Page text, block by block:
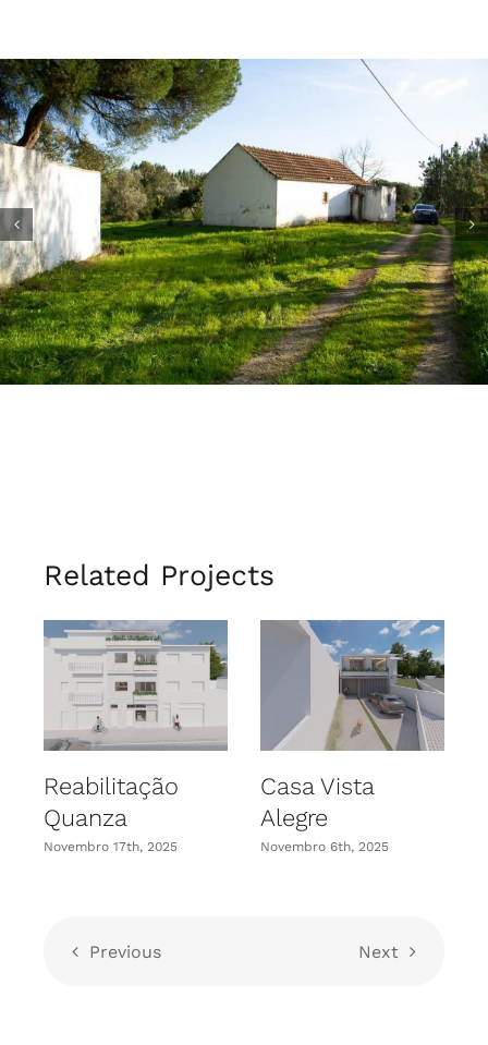
Related Projects
Reabilitação
Quanza
Novembro 17th, 2025
Casa Vista
Alegre
Novembro 6th, 2025
Previous Next